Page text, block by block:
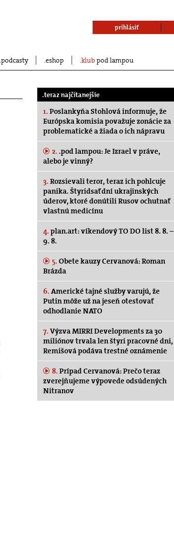
podcasty eshop klubpod lampou
prihlásiť
.teraz najčítanejšie
1. Poslankyňa Stohlová informuje, že
Európska komisia považuje zonácie za
problematické a žiada o ich nápravu
2. .pod lampou: Je Izrael v práve,
alebo je vinný?
3. Rozsievali teror, teraz ich pohlcuje
panika. Štyridsať dní ukrajinských
úderov, ktoré donútili Rusov ochutnať
vlastnú medicínu
4. plan.art: víkendový TO DO list 8. 8. –
9. 8.
5. Obete kauzy Cervanová: Roman
Brázda
6. Americké tajné služby varujú, že
Putin môže už na jeseň otestovať
odhodlanie NATO
7. Výzva MIRRI Developments za 30
miliónov trvala len štyri pracovné dni,
Remišová podáva trestné oznámenie
8. Prípad Cervanová: Prečo teraz
zverejňujeme výpovede odsúdených
Nitranov